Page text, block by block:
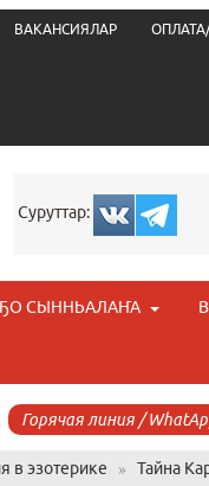
ВАКАНСИЯЛАР
Суруттар:
СЫННЬАЛАҤА
Горячая линия /
в эзотерике » Тайна